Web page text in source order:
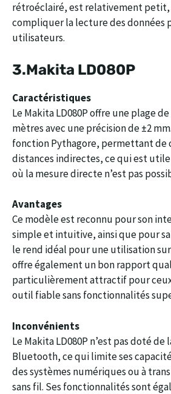
rétroéclairé, est relativement
compliquer la lecture des données
utilisateurs.
3.Makita LD080P
Caractéristiques
Le Makita LD080P offre une plage
mètres avec une précision de ±2
fonction Pythagore, permettant de
distances indirectes, ce qui est
où la mesure directe n’est pas
Avantages
Ce modèle est reconnu pour son
simple et intuitive, ainsi que pour
le rend idéal pour une utilisation
offre également un bon rapport
particulièrement attractif pour
outil fiable sans fonctionnalités
Inconvénients
Le Makita LD080P n’est pas doté
Bluetooth, ce qui limite ses
des systèmes numériques ou à
sans fil. Ses fonctionnalités sont